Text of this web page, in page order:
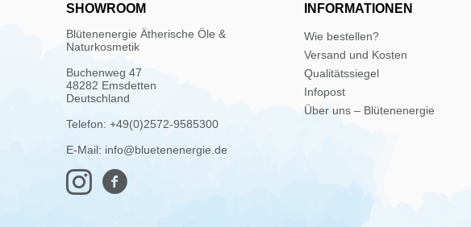
SHOWROOM
Blütenenergie Ätherische Öle &
Naturkosmetik
Buchenweg 47
48282 Emsdetten
Deutschland
Telefon: +49(0)2572-9585300
E-Mail: info@bluetenenergie.de
INFORMATIONEN
Wie bestellen?
Versand und Kosten
Qualitätssiegel
Infopost
Über uns – Blütenenergie